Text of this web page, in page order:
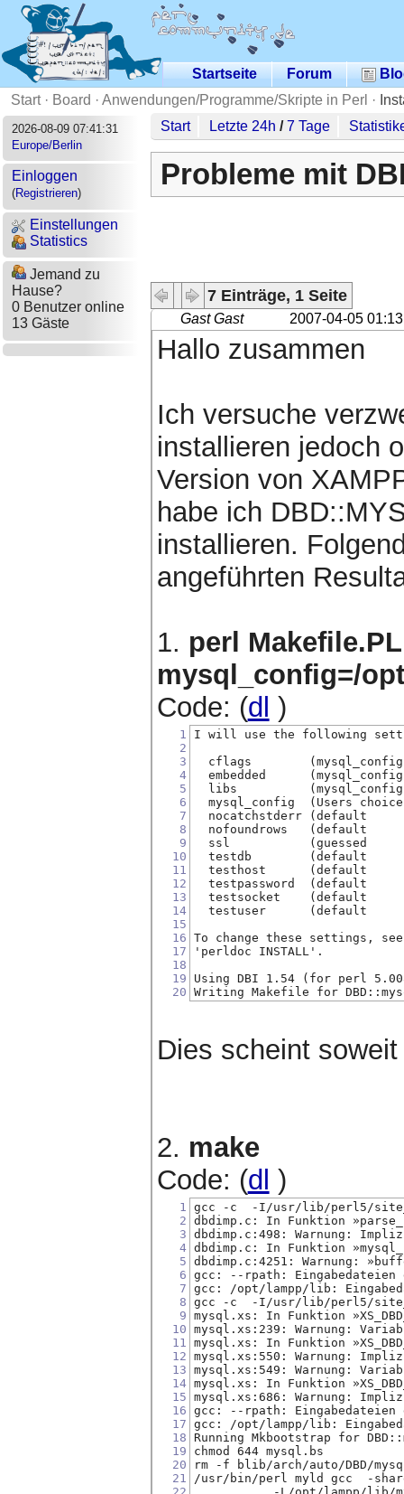
Startseite Forum
Start· Board · Anwendungen/Programme/Skripte in Perl ·
2026-08-09 07:41:31
Europe/Berlin
Einloggen
(Registrieren)
Einstellungen
Statistics
Jemand zu
Hause?
0 Benutzer online
13 Gäste
Start Letzte 24h /7 Tage
Probleme mit
7 Einträge, 1 Seite
Gast Gast 2007-04-05 01:13
Hallo zusammen
Ich versuche
installieren jedoch
Version von
habe ich
installieren.
angeführten
1. perl
mysql_config=/
Code: (dl )
1
2
3
4
5
6
7
8
9
10
11
12
13
14
15
16
17
18
19
20
I will use the following
cflags
embedded
libs
mysql_config  (Users
nocatchstderr (default
nofoundrows   (default
ssl           (guessed
testdb        (default
testhost      (default
testpassword  (default
testsocket    (default
testuser      (default
To change these settings,
'perldoc INSTALL'.
Using DBI 1.54 (for perl
Writing Makefile for
Dies scheint
2. make
Code: (dl )
1
2
3
4
5
6
7
8
9
10
11
12
13
14
15
16
17
18
19
20
21
gcc -c  -I/usr/lib/perl5/
dbdimp.c: In Funktion
dbdimp.c:498: Warnung:
dbdimp.c: In Funktion
dbdimp.c:4251: Warnung:
gcc: --rpath: Eingabedateien
gcc: /opt/lampp/lib:
gcc -c  -I/usr/lib/perl5/
mysql.xs: In Funktion
mysql.xs:239: Warnung:
mysql.xs: In Funktion
mysql.xs:550: Warnung:
mysql.xs:549: Warnung:
mysql.xs: In Funktion
mysql.xs:686: Warnung:
gcc: --rpath: Eingabedateien
gcc: /opt/lampp/lib:
Running Mkbootstrap for
chmod 644 mysql.bs
rm -f blib/arch/auto/DBD/
/usr/bin/perl myld gcc  -